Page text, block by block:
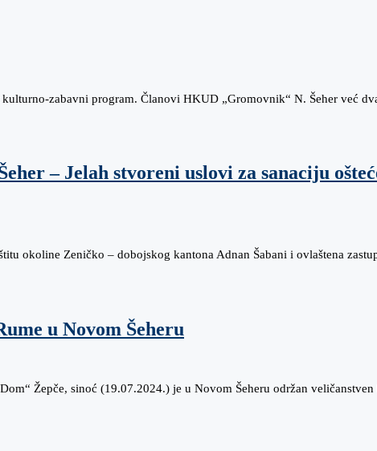
zabavni program. Članovi HKUD „Gromovnik“ N. Šeher već
– Jelah stvoreni uslovi za sanaciju
okoline Zeničko – dobojskog kantona Adnan Šabani i ovlaštena
u Novom Šeheru
Žepče, sinoć (19.07.2024.) je u Novom Šeheru održan